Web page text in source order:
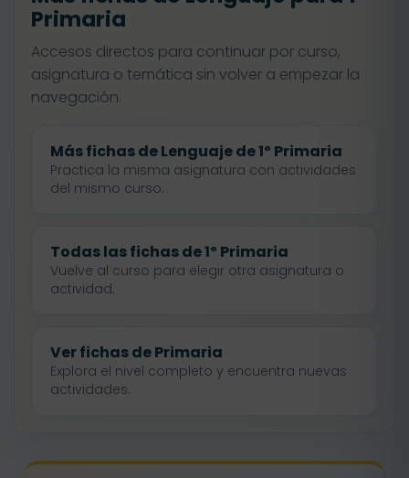
Primaria
Accesos directos para continuar por curso,
asignatura o temática sin volver a empezar la
navegación.
Más fichas de Lenguaje de 1º Primaria
Practica la misma asignatura con actividades
del mismo curso.
Todas las fichas de 1º Primaria
Vuelve al curso para elegir otra asignatura o
actividad.
Ver fichas de Primaria
Explora el nivel completo y encuentra nuevas
actividades.